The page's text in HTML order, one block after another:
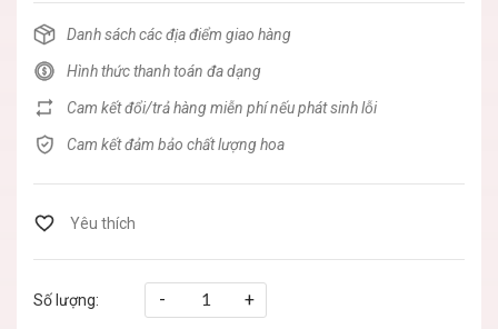
Danh sách các địa điểm giao hàng
Hình thức thanh toán đa dạng
Cam kết đổi/trả hàng miễn phí nếu phát sinh lỗi
Cam kết đảm bảo chất lượng hoa
Số lượng: - +